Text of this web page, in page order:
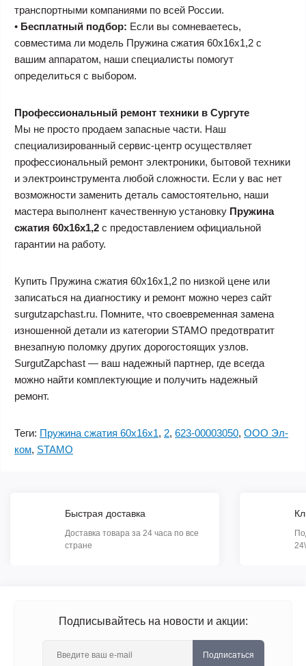
транспортными компаниями по всей России.
• Бесплатный подбор: Если вы сомневаетесь,
совместима ли модель Пружина сжатия 60х16х1,2 с
вашим аппаратом, наши специалисты помогут
определиться с выбором.
Профессиональный ремонт техники в Сургуте
Мы не просто продаем запасные части. Наш
специализированный сервис-центр осуществляет
профессиональный ремонт электроники, бытовой техники
и электроинструмента любой сложности. Если у вас нет
возможности заменить деталь самостоятельно, наши
мастера выполнент качественную установку Пружина
сжатия 60х16х1,2 с предоставлением официальной
гарантии на работу.
Купить Пружина сжатия 60х16х1,2 по низкой цене или
записаться на диагностику и ремонт можно через сайт
surgutzapchast.ru. Помните, что своевременная замена
изношенной детали из категории STAMO предотвратит
внезапную поломку других дорогостоящих узлов.
SurgutZapchast — ваш надежный партнер, где всегда
можно найти комплектующие и получить надежный
ремонт.
Теги: Пружина сжатия 60х16х1, 2, 623-00003050, ООО Эл-
ком, STAMO
Быстрая доставка
Доставка товара за 24 часа по все
стране
Подписывайтесь на новости и акции:
Подписаться